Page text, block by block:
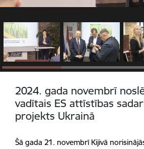
2024. gada novembrī
vadītais ES attīstības
projekts Ukrainā
Šā gada 21. novembrī Kijivā